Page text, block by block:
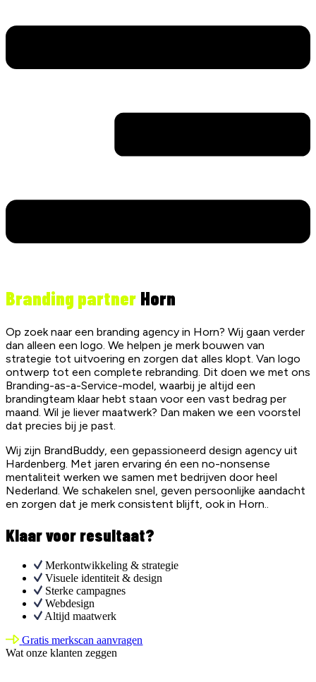
Branding partner Horn
Op zoek naar een branding agency in Horn? Wij gaan verder
dan alleen een logo. We helpen je merk bouwen van
strategie tot uitvoering en zorgen dat alles klopt. Van logo
ontwerp tot een complete rebranding. Dit doen we met ons
Branding-as-a-Service-model, waarbij je altijd een
brandingteam klaar hebt staan voor een vast bedrag per
maand. Wil je liever maatwerk? Dan maken we een voorstel
dat precies bij je past.
Wij zijn BrandBuddy, een gepassioneerd design agency uit
Hardenberg. Met jaren ervaring én een no-nonsense
mentaliteit werken we samen met bedrijven door heel
Nederland. We schakelen snel, geven persoonlijke aandacht
en zorgen dat je merk consistent blijft, ook in Horn..
Klaar voor resultaat?
Merkontwikkeling & strategie
Visuele identiteit & design
Sterke campagnes
Webdesign
Altijd maatwerk
Gratis merkscan aanvragen
Wat onze klanten zeggen